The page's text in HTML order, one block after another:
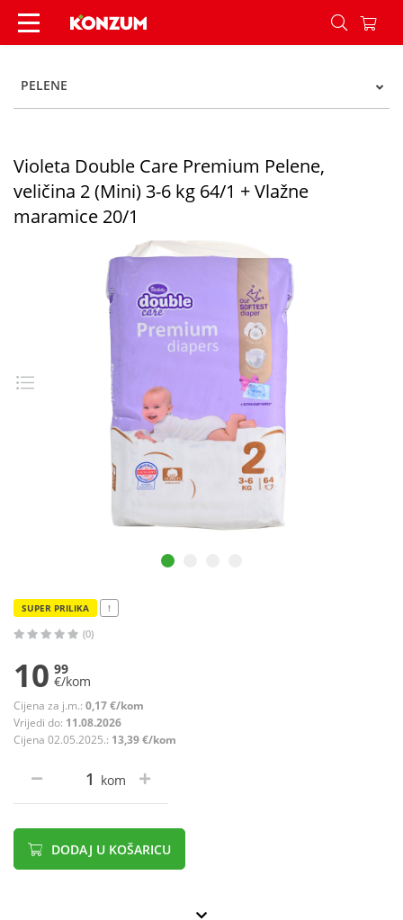
Violeta Double Care Air Dry Pelene, veličina 2
PELENE
Violeta Double Care Premium Pelene,
veličina 2 (Mini) 3-6 kg 64/1 + Vlažne
maramice 20/1
SUPER PRILIKA !
(0)
10 99
€/kom
Cijena za j.m.: 0,17 €/kom
Vrijedi do: 11.08.2026
Cijena 02.05.2025.: 13,39 €/kom
kom
DODAJ U KOŠARICU